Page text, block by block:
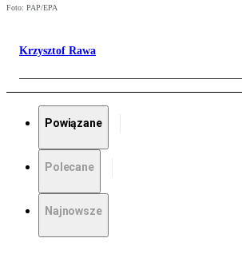
Foto: PAP/EPA
Krzysztof Rawa
Powiązane
Polecane
Najnowsze